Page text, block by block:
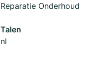
Reparatie Onderhoud
Talen
nl